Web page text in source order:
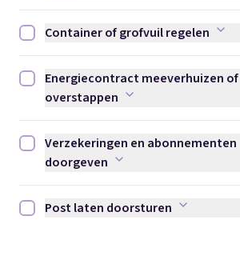
Container of grofvuil regelen afvinken
Container of grofvuil regelen
Energiecontract meeverhuizen of
Energiecontract meeverhuizen of
overstappen
Verzekeringen en abonnementen
Verzekeringen en abonnementen
doorgeven
Post laten doorsturen afvinken
Post laten doorsturen